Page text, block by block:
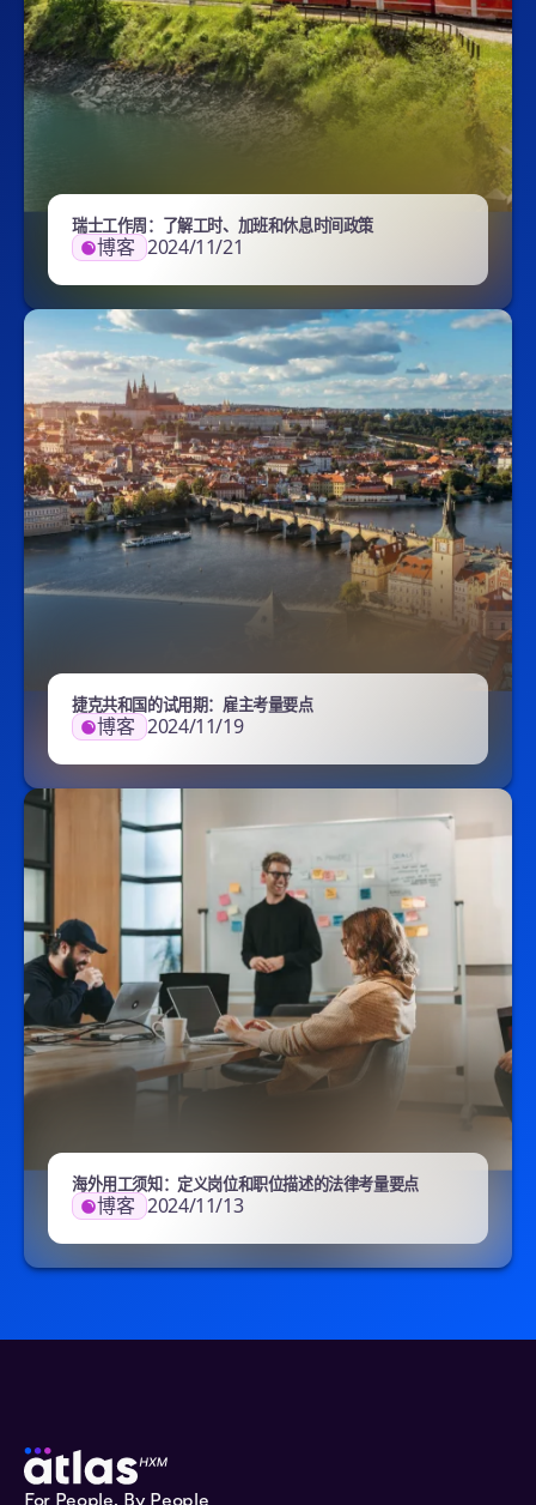
瑞士工作周：了解工时、加班和休息时间政策
博客 2024/11/21
捷克共和国的试用期：雇主考量要点
博客 2024/11/19
海外用工须知：定义岗位和职位描述的法律考量要点
博客 2024/11/13
For People, By People